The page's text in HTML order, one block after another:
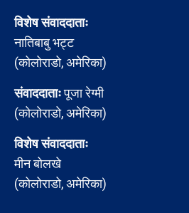
विशेष संवाददाताः
नातिबाबु भट्ट
(कोलोराडो, अमेरिका)
संवाददाताःपूजा रेग्मी
(कोलोराडो, अमेरिका)
विशेष संवाददाताः
मीन बोलखे
(कोलोराडो, अमेरिका)